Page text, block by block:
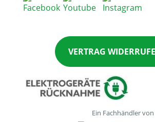
VERTRAG
Ein Fachhändler von